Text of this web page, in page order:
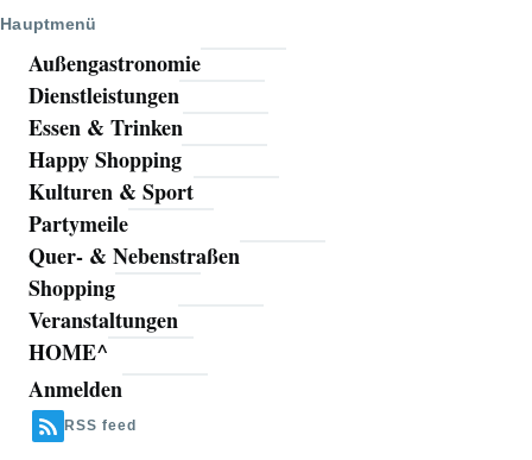
Hauptmenü
Außengastronomie
Dienstleistungen
Essen & Trinken
Happy Shopping
Kulturen & Sport
Partymeile
Quer- & Nebenstraßen
Shopping
Veranstaltungen
HOME^
Benutzermenü
Anmelden
RSS feed